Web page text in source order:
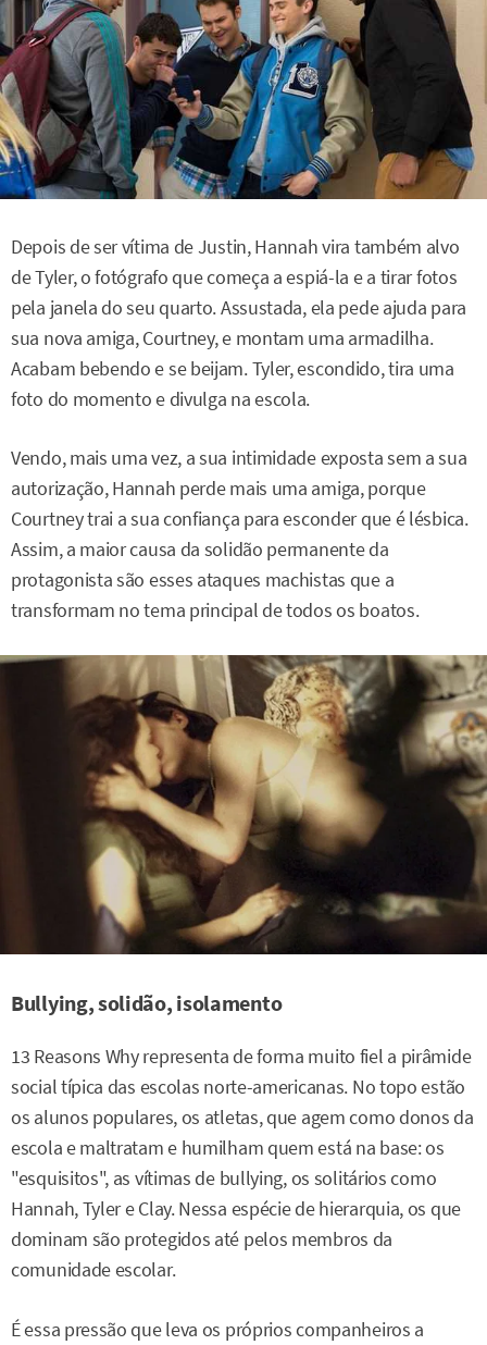
Depois de ser vítima de Justin, Hannah vira também alvo
de Tyler, o fotógrafo que começa a espiá-la e a tirar fotos
pela janela do seu quarto. Assustada, ela pede ajuda para
sua nova amiga, Courtney, e montam uma armadilha.
Acabam bebendo e se beijam. Tyler, escondido, tira uma
foto do momento e divulga na escola.
Vendo, mais uma vez, a sua intimidade exposta sem a sua
autorização, Hannah perde mais uma amiga, porque
Courtney trai a sua confiança para esconder que é lésbica.
Assim, a maior causa da solidão permanente da
protagonista são esses ataques machistas que a
transformam no tema principal de todos os boatos.
Bullying, solidão, isolamento
13 Reasons Why representa de forma muito fiel a pirâmide
social típica das escolas norte-americanas. No topo estão
os alunos populares, os atletas, que agem como donos da
escola e maltratam e humilham quem está na base: os
"esquisitos", as vítimas de bullying, os solitários como
Hannah, Tyler e Clay. Nessa espécie de hierarquia, os que
dominam são protegidos até pelos membros da
comunidade escolar.
É essa pressão que leva os próprios companheiros a